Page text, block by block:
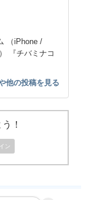
（iPhone /
『チバミナコ
他の投稿を見る
！
ン